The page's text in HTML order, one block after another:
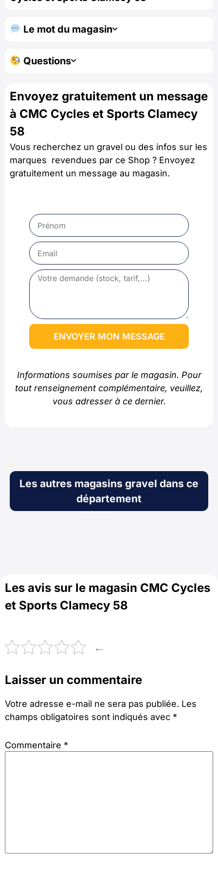
Le mot du magasin
Questions
Envoyez gratuitement un message
à CMC Cycles et Sports Clamecy
58
Vous recherchez un gravel ou des infos sur les
marques revendues par ce Shop ? Envoyez
gratuitement un message au magasin.
ENVOYER MON MESSAGE
Informations soumises par le magasin. Pour
tout renseignement complémentaire, veuillez,
vous adresser à ce dernier.
Les autres magasins gravel dans ce
département
Les avis sur le magasin CMC Cycles
et Sports Clamecy 58
←
Laisser un commentaire
Votre adresse e-mail ne sera pas publiée. Les
champs obligatoires sont indiqués avec *
Commentaire *